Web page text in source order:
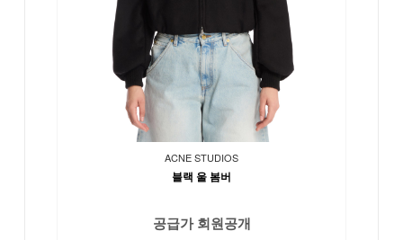
ACNE STUDIOS
블랙 울 봄버
공급가 회원공개